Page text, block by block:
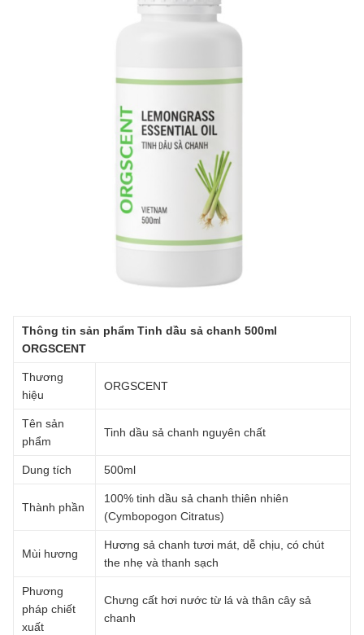
Thông tin sản phẩm Tinh dầu sả chanh 500ml
ORGSCENT
Thương
hiệu
ORGSCENT
Tên sản
phẩm
Tinh dầu sả chanh nguyên chất
Dung tích 500ml
Thành phần
100% tinh dầu sả chanh thiên nhiên
(Cymbopogon Citratus)
Mùi hương
Hương sả chanh tươi mát, dễ chịu, có chút
the nhẹ và thanh sạch
Phương
pháp chiết
xuất
Chưng cất hơi nước từ lá và thân cây sả
chanh